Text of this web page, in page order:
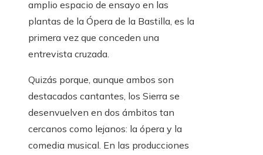
amplio espacio de ensayo en las
plantas de la Ópera de la Bastilla, es la
primera vez que conceden una
entrevista cruzada.
Quizás porque, aunque ambos son
destacados cantantes, los Sierra se
desenvuelven en dos ámbitos tan
cercanos como lejanos: la ópera y la
comedia musical. En las producciones